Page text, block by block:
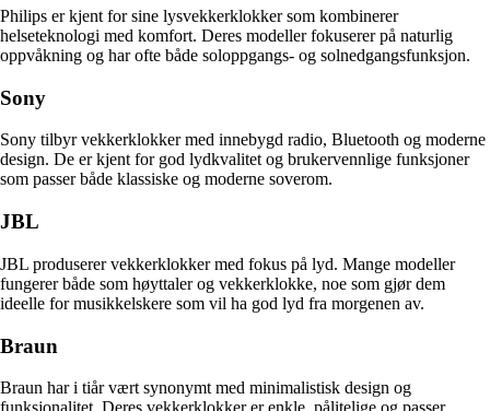
Philips er kjent for sine lysvekkerklokker som kombinerer
helseteknologi med komfort. Deres modeller fokuserer på naturlig
oppvåkning og har ofte både soloppgangs- og solnedgangsfunksjon.
Sony
Sony tilbyr vekkerklokker med innebygd radio, Bluetooth og moderne
design. De er kjent for god lydkvalitet og brukervennlige funksjoner
som passer både klassiske og moderne soverom.
JBL
JBL produserer vekkerklokker med fokus på lyd. Mange modeller
fungerer både som høyttaler og vekkerklokke, noe som gjør dem
ideelle for musikkelskere som vil ha god lyd fra morgenen av.
Braun
Braun har i tiår vært synonymt med minimalistisk design og